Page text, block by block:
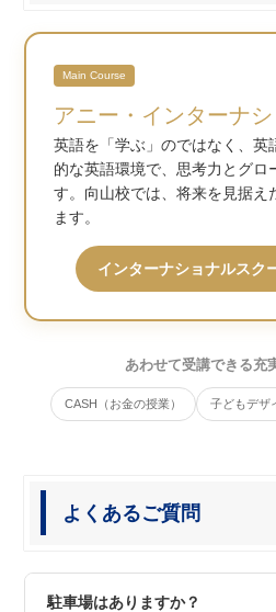
Main Course
アニー・インターナ
英語を「学ぶ」のではなく、英
的な英語環境で、思考力とグロ
す。向山校では、将来を見据え
ます。
インターナショナルスク
あわせて受講できる充
CASH（お金の授業） 子どもデザ
よくあるご質問
駐車場はありますか？